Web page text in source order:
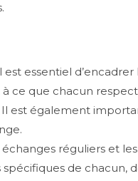
essentiel
ce que chacun
est également
réguliers et
de chacun,